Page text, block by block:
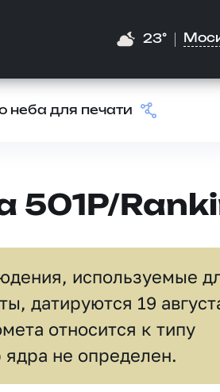
23°
неба для печати
501P/
используемые
датируются 19
относится к типу
не определен.